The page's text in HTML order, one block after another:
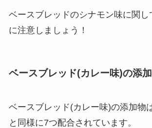
ベースブレッドのシナモン味に関し
に注意しましょう！
ベースブレッド(カレー味)の添
ベースブレッド(カレー味)の添加物
と同様に7つ配合されています。